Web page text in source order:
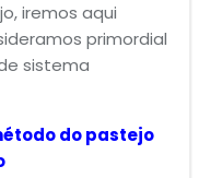
iremos aqui
primordial
sistema
do pastejo